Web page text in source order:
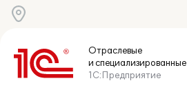
Отраслевые
и специализированные
1С:Предприятие